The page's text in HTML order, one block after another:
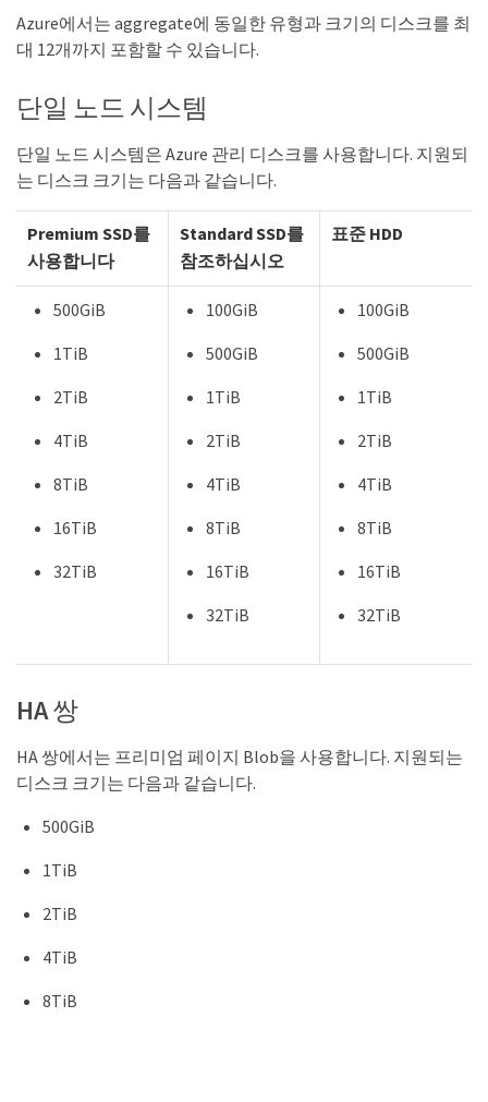
Azure에서는 aggregate에 동일한 유형과 크기의 디스크를 최
대 12개까지 포함할 수 있습니다.
단일 노드 시스템
단일 노드 시스템은 Azure 관리 디스크를 사용합니다. 지원되
는 디스크 크기는 다음과 같습니다.
Premium SSD를
사용합니다
Standard SSD를
참조하십시오
표준 HDD
500GiB
1TiB
2TiB
4TiB
8TiB
16TiB
32TiB
100GiB
500GiB
1TiB
2TiB
4TiB
8TiB
16TiB
32TiB
100GiB
500GiB
1TiB
2TiB
4TiB
8TiB
16TiB
32TiB
HA 쌍
HA 쌍에서는 프리미엄 페이지 Blob을 사용합니다. 지원되는
디스크 크기는 다음과 같습니다.
500GiB
1TiB
2TiB
4TiB
8TiB